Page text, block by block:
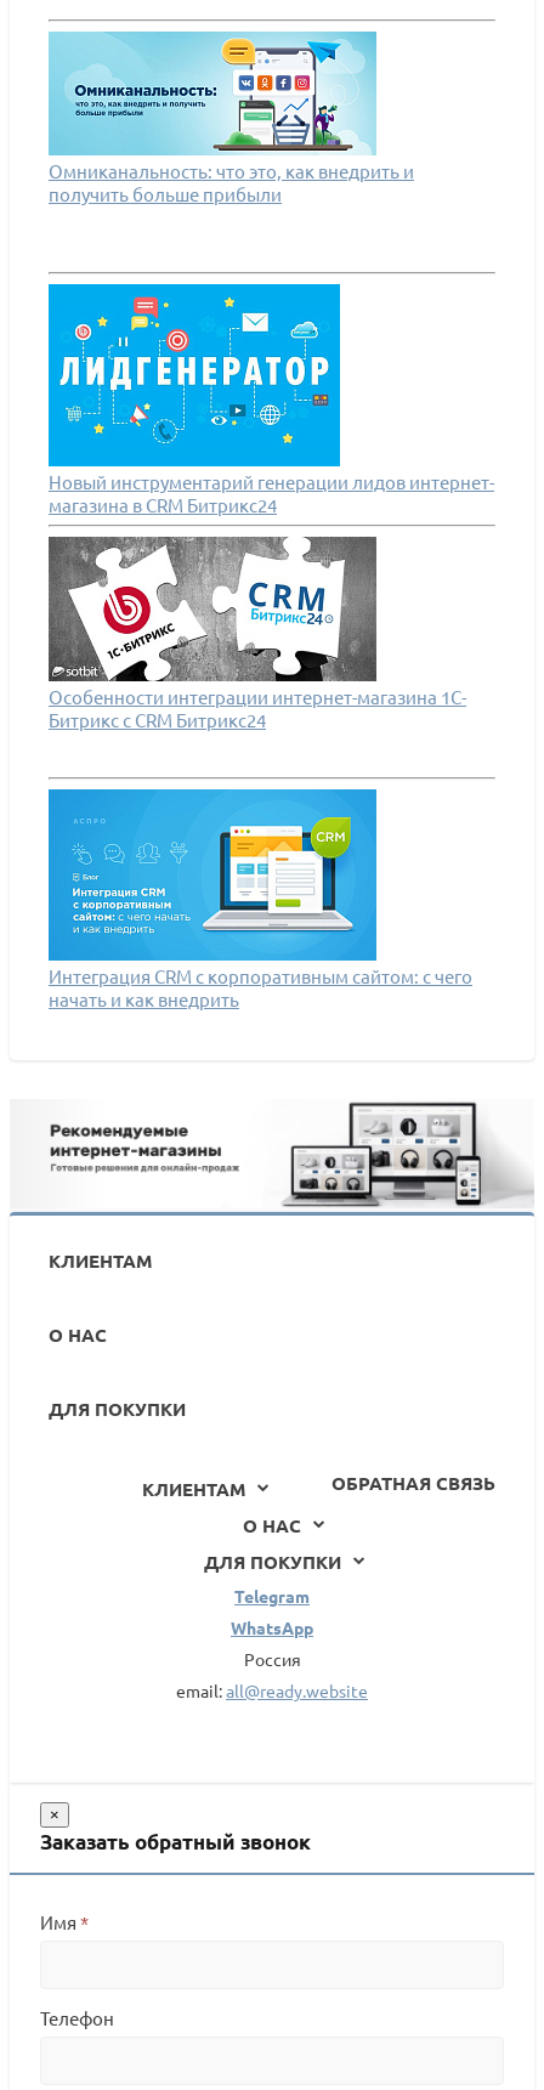
Омниканальность: что это, как внедрить и
получить больше прибыли
Новый инструментарий генерации лидов интернет-
магазина в CRM Битрикс24
Особенности интеграции интернет-магазина 1С-
Битрикс с CRM Битрикс24
Интеграция CRM с корпоративным сайтом: с чего
начать и как внедрить
КЛИЕНТАМ
О НАС
ДЛЯ ПОКУПКИ
ОБРАТНАЯ СВЯЗЬ
КЛИЕНТАМ
О НАС
ДЛЯ ПОКУПКИ
Telegram
WhatsApp
Россия
email:all@ready.website
×
Заказать обратный звонок
Имя *
Телефон